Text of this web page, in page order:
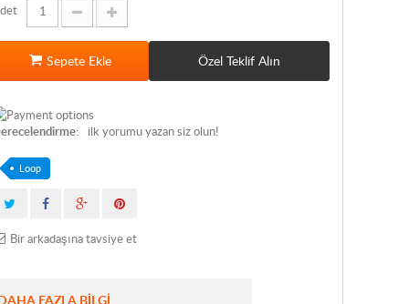
Sepete Ekle Özel Teklif Alın
ilk yorumu yazan siz olun!
Loop
Bir arkadaşına tavsiye et
FAZLA BILGI